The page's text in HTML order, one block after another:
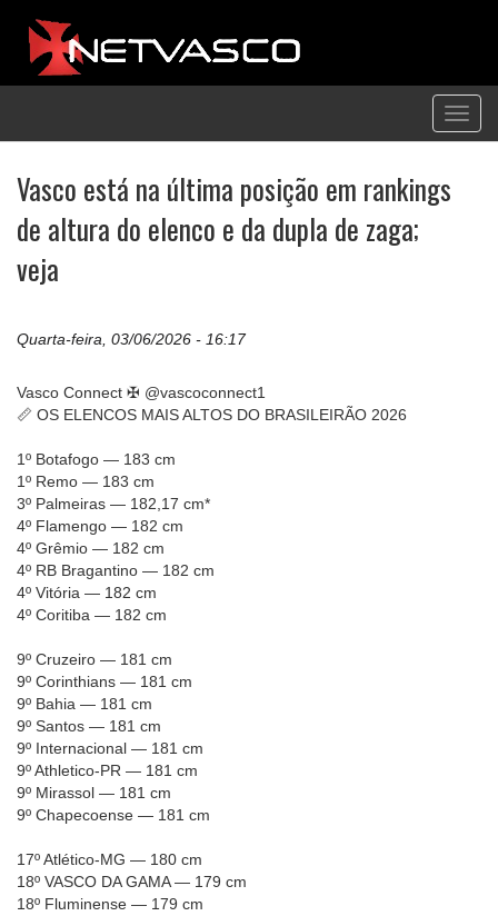
Vasco está na última posição em rankings
de altura do elenco e da dupla de zaga;
veja
Quarta-feira, 03/06/2026 - 16:17
Vasco Connect ✠ @vascoconnect1
📏 OS ELENCOS MAIS ALTOS DO BRASILEIRÃO 2026
1º Botafogo — 183 cm
1º Remo — 183 cm
3º Palmeiras — 182,17 cm*
4º Flamengo — 182 cm
4º Grêmio — 182 cm
4º RB Bragantino — 182 cm
4º Vitória — 182 cm
4º Coritiba — 182 cm
9º Cruzeiro — 181 cm
9º Corinthians — 181 cm
9º Bahia — 181 cm
9º Santos — 181 cm
9º Internacional — 181 cm
9º Athletico-PR — 181 cm
9º Mirassol — 181 cm
9º Chapecoense — 181 cm
17º Atlético-MG — 180 cm
18º VASCO DA GAMA — 179 cm
18º Fluminense — 179 cm